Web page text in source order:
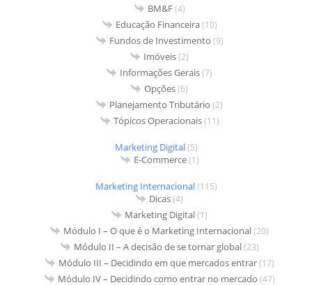
BM&F(4)
Educação Financeira(10)
Fundos de Investimento (9)
Imóveis(2)
Informações Gerais(7)
Opções(6)
Planejamento Tributário (2)
Tópicos Operacionais(11)
Marketing Digital(5)
E-Commerce(1)
Marketing Internacional(115)
Dicas(4)
Marketing Digital(1)
Módulo I – O que é o Marketing Internacional(20)
Módulo II – A decisão de se tornar global(23)
Módulo III – Decidindo em que mercados entrar(17)
Módulo IV – Decidindo como entrar no mercado (47)